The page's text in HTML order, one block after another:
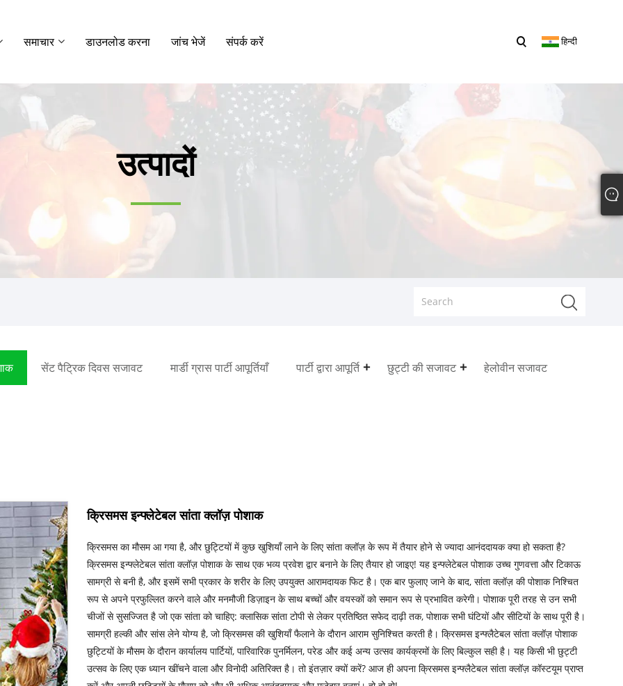
समाचार डाउनलोड करना जांच भेजें संपर्क करें हिन्दी
उत्पादों
सेंट पैट्रिक दिवस सजावट मार्डी ग्रास पार्टी आपूर्तियाँ पार्टी द्वारा आपूर्ति छुट्टी की सजावट हेलोवीन सजावट
क्रिसमस इन्फ्लेटेबल सांता क्लॉज़ पोशाक
क्रिसमस का मौसम आ गया है, और छुट्टियों में कुछ खुशियाँ लाने के लिए सांता क्लॉज़ के रूप में तैयार होने से ज्यादा आनंददायक क्या हो सकता है?
क्रिसमस इन्फ्लेटेबल सांता क्लॉज़ पोशाक के साथ एक भव्य प्रवेश द्वार बनाने के लिए तैयार हो जाइए! यह इन्फ्लेटेबल पोशाक उच्च गुणवत्ता और टिकाऊ
सामग्री से बनी है, और इसमें सभी प्रकार के शरीर के लिए उपयुक्त आरामदायक फिट है। एक बार फुलाए जाने के बाद, सांता क्लॉज़ की पोशाक निश्चित
रूप से अपने प्रफुल्लित करने वाले और मनमौजी डिज़ाइन के साथ बच्चों और वयस्कों को समान रूप से प्रभावित करेगी। पोशाक पूरी तरह से उन सभी
चीजों से सुसज्जित है जो एक सांता को चाहिए: क्लासिक सांता टोपी से लेकर प्रतिष्ठित सफेद दाढ़ी तक, पोशाक सभी घंटियों और सीटियों के साथ पूरी है।
सामग्री हल्की और सांस लेने योग्य है, जो क्रिसमस की खुशियाँ फैलाने के दौरान आराम सुनिश्चित करती है। क्रिसमस इन्फ्लैटेबल सांता क्लॉज़ पोशाक
छुट्टियों के मौसम के दौरान कार्यालय पार्टियों, पारिवारिक पुनर्मिलन, परेड और कई अन्य उत्सव कार्यक्रमों के लिए बिल्कुल सही है। यह किसी भी छुट्टी
उत्सव के लिए एक ध्यान खींचने वाला और विनोदी अतिरिक्त है। तो इंतज़ार क्यों करें? आज ही अपना क्रिसमस इन्फ्लैटेबल सांता क्लॉज़ कॉस्टयूम प्राप्त